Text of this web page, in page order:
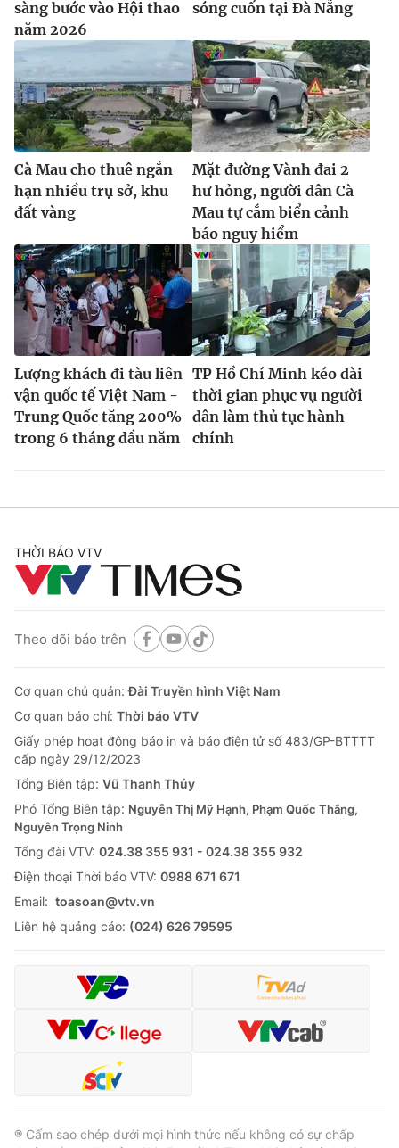
sàng bước vào Hội thao
năm 2026
sóng cuốn tại Đà Nẵng
Cà Mau cho thuê ngắn
hạn nhiều trụ sở, khu
đất vàng
Mặt đường Vành đai 2
hư hỏng, người dân Cà
Mau tự cắm biển cảnh
báo nguy hiểm
Lượng khách đi tàu liên
vận quốc tế Việt Nam -
Trung Quốc tăng 200%
trong 6 tháng đầu năm
TP Hồ Chí Minh kéo dài
thời gian phục vụ người
dân làm thủ tục hành
chính
THỜI BÁO VTV
Theo dõi báo trên
Cơ quan chủ quản:Đài Truyền hình Việt Nam
Cơ quan báo chí: Thời báo VTV
Giấy phép hoạt động báo in và báo điện tử số 483/GP-BTTTT
cấp ngày 29/12/2023
Tổng Biên tập: Vũ Thanh Thủy
Phó Tổng Biên tập: Nguyễn Thị Mỹ Hạnh, Phạm Quốc Thắng,
Nguyễn Trọng Ninh
Tổng đài VTV: 024.38 355 931 - 024.38 355 932
Ðiện thoại Thời báo VTV: 0988 671 671
Email: toasoan@vtv.vn
Liên hệ quảng cáo: (024) 626 79595
® Cấm sao chép dưới mọi hình thức nếu không có sự chấp